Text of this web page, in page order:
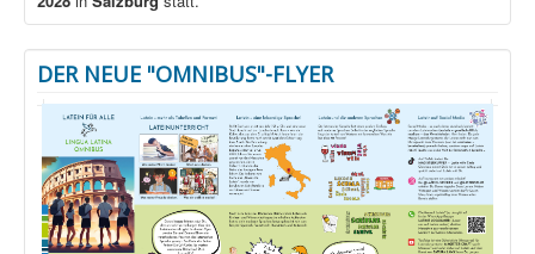
DER NEUE "OMNIBUS"-FLYER